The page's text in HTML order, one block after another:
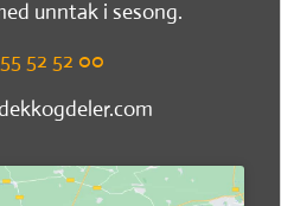
unntak i sesong.
55 52 52 00